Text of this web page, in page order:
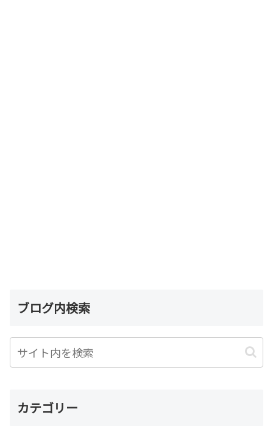
ブログ内検索
カテゴリー